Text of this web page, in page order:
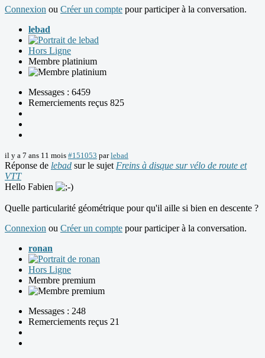
Connexion ou Créer un compte pour participer à la conversation.
lebad
Hors Ligne
Membre platinium
Messages : 6459
Remerciements reçus 825
il y a 7 ans 11 mois #151053 parlebad
Réponse de lebad sur le sujet Freins à disque sur vélo de route et
VTT
Hello Fabien
Quelle particularité géométrique pour qu'il aille si bien en descente ?
Connexion ou Créer un compte pour participer à la conversation.
ronan
Hors Ligne
Membre premium
Messages : 248
Remerciements reçus 21